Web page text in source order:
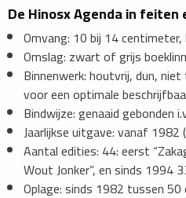
​De Hinosx Agenda in feiten
Omvang: 10 bij 14
Omslag: zwart of grijs
Binnenwerk: houtvrij, dun,
voor een optimale
Bindwijze: genaaid gebonden
Jaarlijkse uitgave: vanaf 1982
Aantal edities: 44: eerst
Wout Jonker”, en sinds 1994
Oplage: sinds 1982 tussen 50